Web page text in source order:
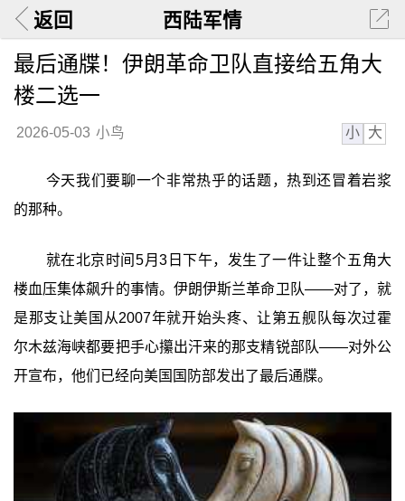
返回 西陆军情
最后通牒！伊朗革命卫队直接给五角大
楼二选一
2026-05-03 小鸟 小 大
今天我们要聊一个非常热乎的话题，热到还冒着岩浆
的那种。
就在北京时间5月3日下午，发生了一件让整个五角大
楼血压集体飙升的事情。伊朗伊斯兰革命卫队——对了，就
是那支让美国从2007年就开始头疼、让第五舰队每次过霍
尔木兹海峡都要把手心攥出汗来的那支精锐部队——对外公
开宣布，他们已经向美国国防部发出了最后通牒。